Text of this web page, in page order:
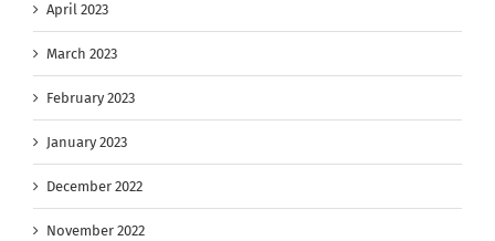
April 2023
March 2023
February 2023
January 2023
December 2022
November 2022